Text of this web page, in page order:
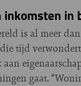
inkomsten in
is al meer
tijd
aan
gaat.